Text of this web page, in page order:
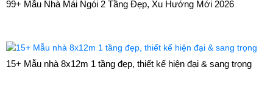
99+ Mẫu Nhà Mái Ngói 2 Tầng Đẹp, Xu Hướng Mới 2026
15+ Mẫu nhà 8x12m 1 tầng đẹp, thiết kế hiện đại & sang trọng